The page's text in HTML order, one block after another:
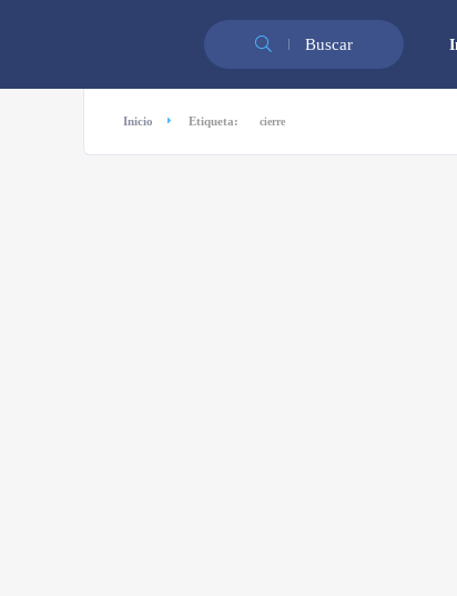
Buscar
Inicio Etiqueta: cierre